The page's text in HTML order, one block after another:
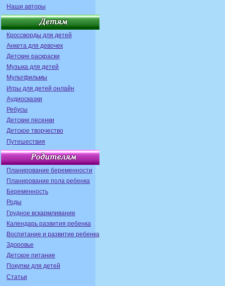
Наши авторы
Кроссворды для детей
Анкета для девочек
Детские раскраски
Музыка для детей
Мультфильмы
Игры для детей онлайн
Аудиосказки
Ребусы
Детские песенки
Детское творчество
Путешествия
Планирование беременности
Планирование пола ребенка
Беременность
Роды
Грудное вскармливание
Календарь развития ребенка
Воспитание и развитие ребенка
Здоровье
Детское питание
Покупки для детей
Статьи